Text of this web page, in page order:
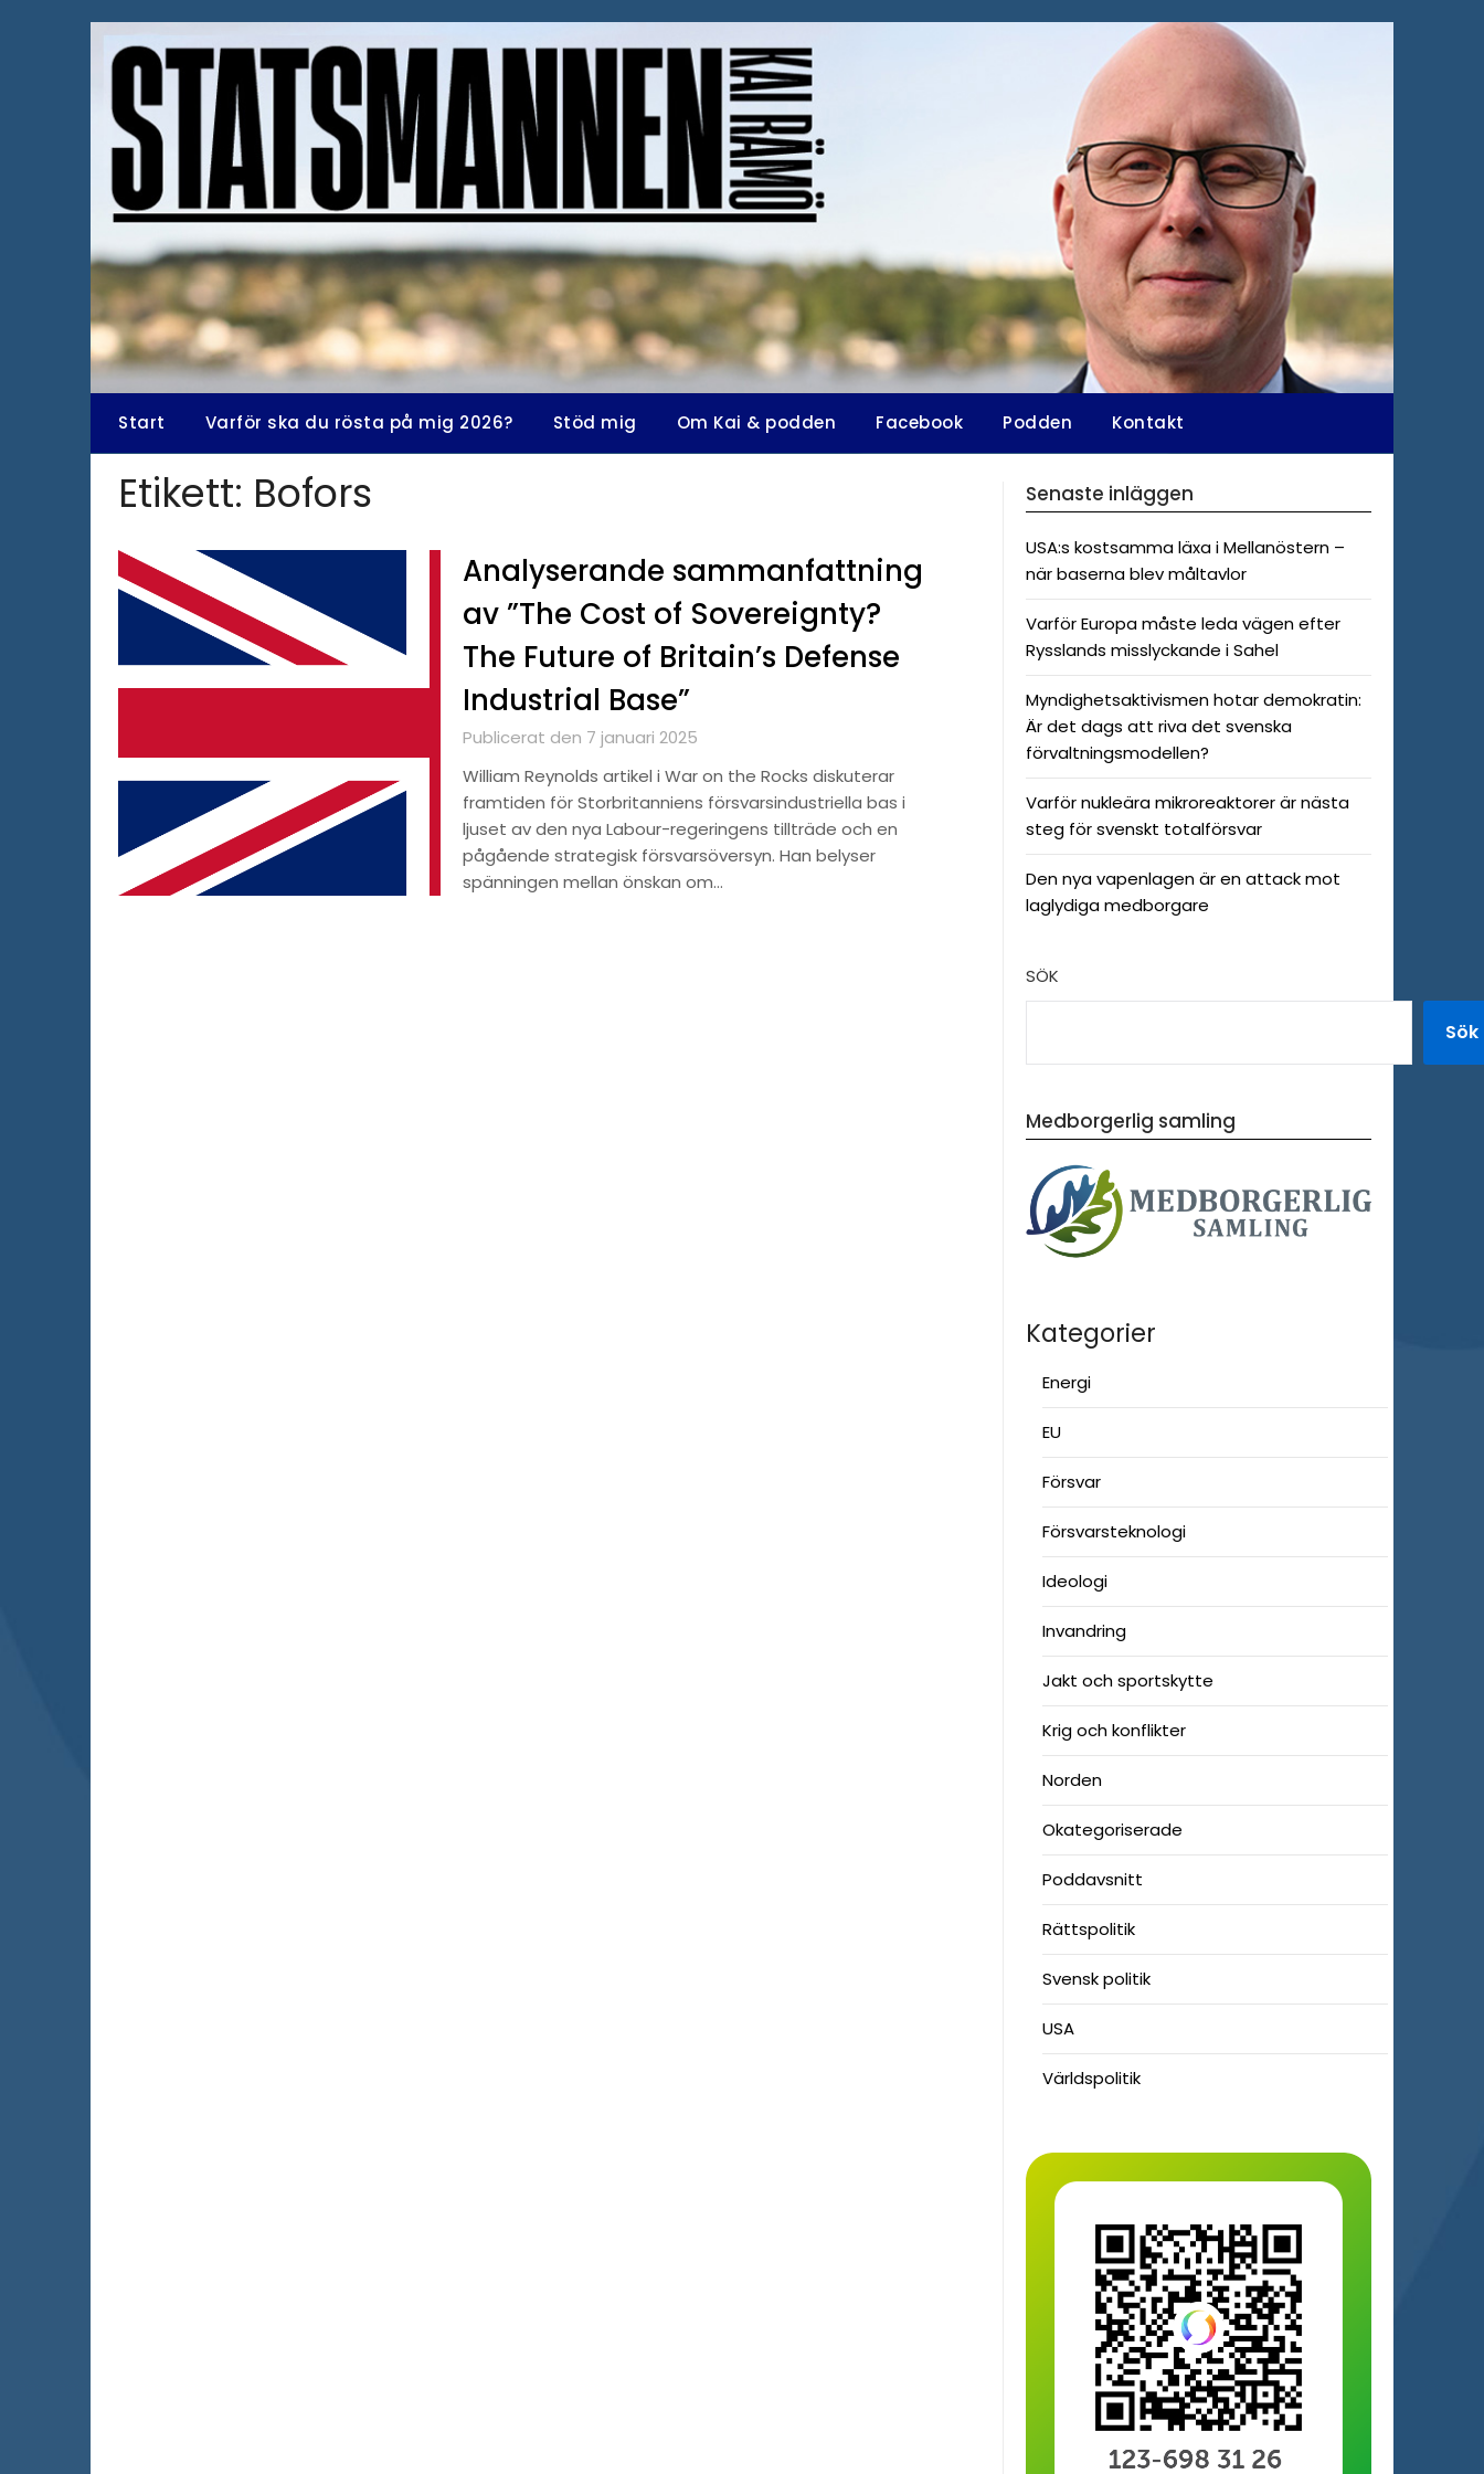
Start Varför ska du rösta på mig 2026? Stöd mig Om Kai & podden Facebook Podden Kontakt
Etikett: Bofors
Analyserande sammanfattning
av ”The Cost of Sovereignty?
The Future of Britain’s Defense
Industrial Base”
Publicerat den 7 januari 2025
William Reynolds artikel i War on the Rocks diskuterar
framtiden för Storbritanniens försvarsindustriella bas i
ljuset av den nya Labour-regeringens tillträde och en
pågående strategisk försvarsöversyn. Han belyser
spänningen mellan önskan om…
Senaste inläggen
USA:s kostsamma läxa i Mellanöstern –
när baserna blev måltavlor
Varför Europa måste leda vägen efter
Rysslands misslyckande i Sahel
Myndighetsaktivismen hotar demokratin:
Är det dags att riva det svenska
förvaltningsmodellen?
Varför nukleära mikroreaktorer är nästa
steg för svenskt totalförsvar
Den nya vapenlagen är en attack mot
laglydiga medborgare
SÖK
Sök
Medborgerlig samling
Kategorier
Energi
EU
Försvar
Försvarsteknologi
Ideologi
Invandring
Jakt och sportskytte
Krig och konflikter
Norden
Okategoriserade
Poddavsnitt
Rättspolitik
Svensk politik
USA
Världspolitik